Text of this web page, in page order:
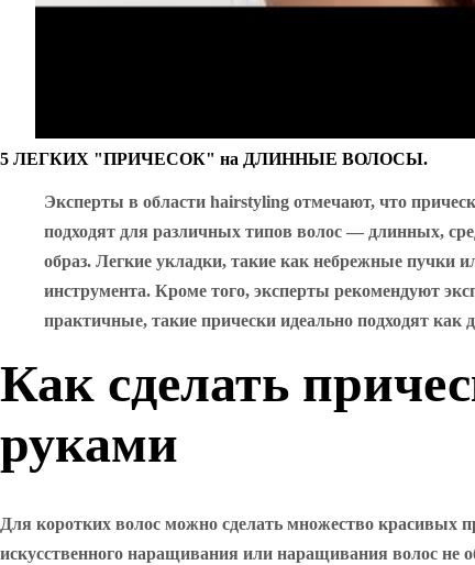
5 ЛЕГКИХ "ПРИЧЕСОК" на ДЛИННЫЕ ВОЛОСЫ.
Эксперты в области hairstyling отмечают, что
подходят для различных типов волос — длинных,
образ. Легкие укладки, такие как небрежные пучки
инструмента. Кроме того, эксперты рекомендуют
практичные, такие прически идеально подходят как
Как сделать
руками
Для коротких волос можно сделать множество красивых
искусственного наращивания или наращивания волос не